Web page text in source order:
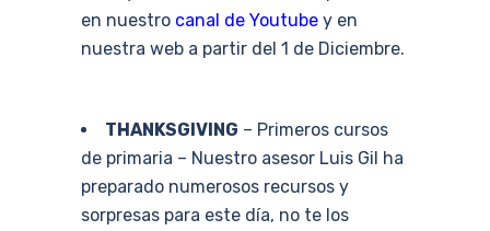
en nuestro canal de Youtube y en
nuestra web a partir del 1 de Diciembre.
THANKSGIVING – Primeros cursos
de primaria – Nuestro asesor Luis Gil ha
preparado numerosos recursos y
sorpresas para este día, no te los